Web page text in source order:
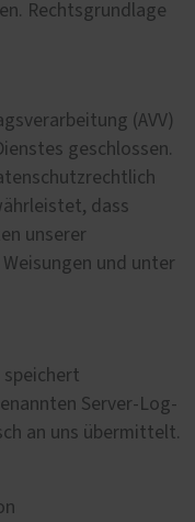
Rechtsgrundlage
(AVV)
geschlossen.
dass
unserer
und unter
speichert
Server-Log-
an uns übermittelt.